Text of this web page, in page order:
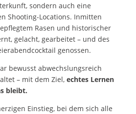
sondern auch eine
Shooting-Locations. Inmitten
Rasen und historischer
gelacht, gearbeitet – und des
genossen.
bewusst abwechslungsreich
– mit dem Ziel, echtes Lernen
bleibt.
Einstieg, bei dem sich alle